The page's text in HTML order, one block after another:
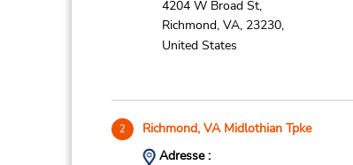
4204 W Broad St,
Richmond, VA, 23230,
United States
2 Richmond, VA Midlothian Tpke
Adresse :